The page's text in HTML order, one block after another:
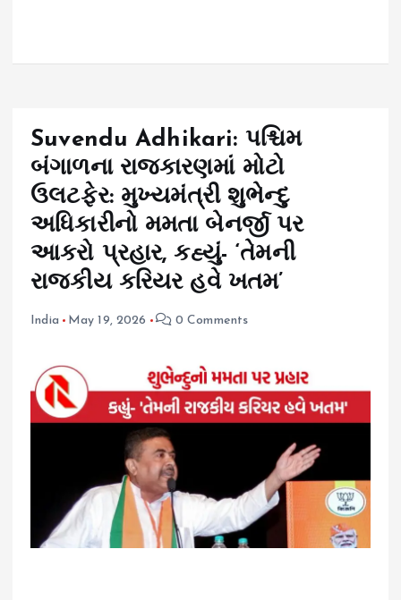
Suvendu Adhikari: પશ્ચિમ
બંગાળના રાજકારણમાં મોટો
ઉલટફેર: મુખ્યમંત્રી શુભેન્દુ
અધિકારીનો મમતા બેનર્જી પર
આકરો પ્રહાર, કહ્યું- ‘તેમની
રાજકીય કરિયર હવે ખતમ’
India May 19, 2026 0 Comments